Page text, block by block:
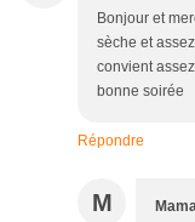
Bonjour et
sèche et
convient
bonne soirée
Répondre
M